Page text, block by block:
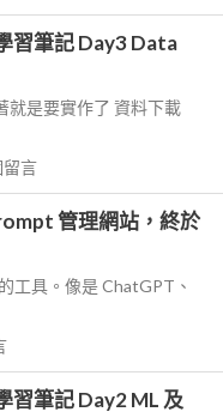
習筆記 Day3 Data
就是要實作了 資料下載
留言
管理網站，終於
工具。像是 ChatGPT、
習筆記 Day2 ML 及